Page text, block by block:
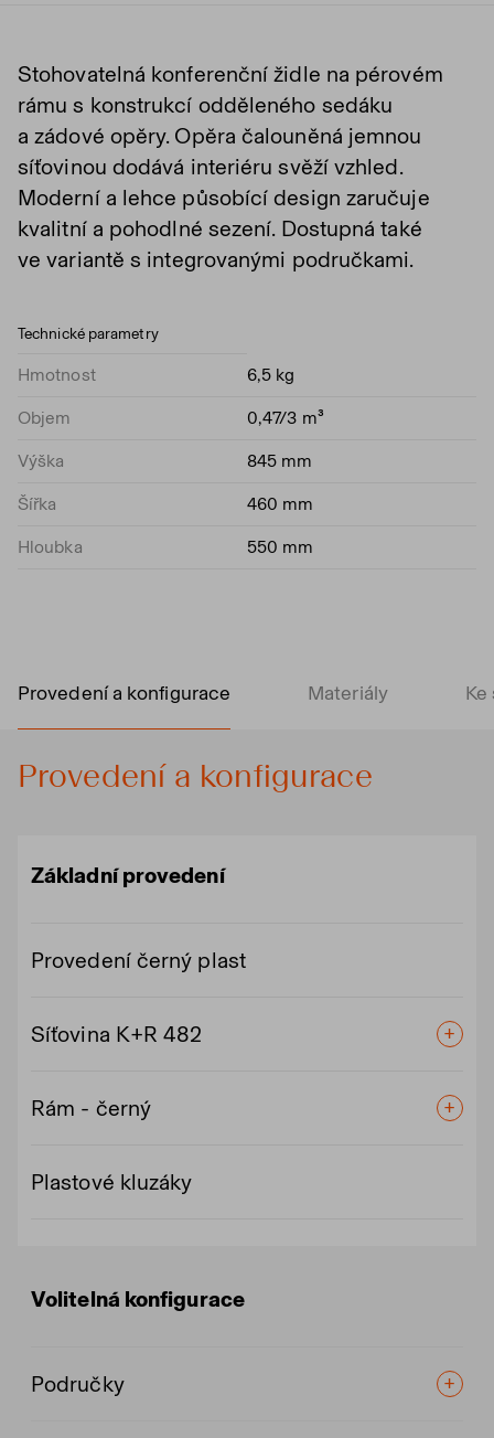
Stohovatelná konferenční židle na pérovém
rámu s konstrukcí odděleného sedáku
a zádové opěry. Opěra čalouněná jemnou
síťovinou dodává interiéru svěží vzhled.
Moderní a lehce působící design zaručuje
kvalitní a pohodlné sezení. Dostupná také
ve variantě s integrovanými područkami.
Technické parametry
Hmotnost 6,5 kg
Objem 0,47/3 m³
Výška 845 mm
Šířka 460 mm
Hloubka 550 mm
Provedení a konfigurace Materiály Ke
Provedení a konfigurace
Základní provedení
Provedení černý plast
Síťovina K+R 482
Rám - černý
Plastové kluzáky
Volitelná konfigurace
Područky